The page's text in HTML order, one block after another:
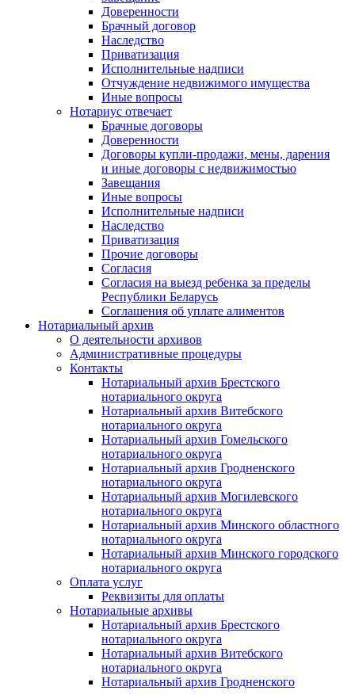
Доверенности
Брачный договор
Наследство
Приватизация
Исполнительные надписи
Отчуждение недвижимого имущества
Иные вопросы
Нотариус отвечает
Брачные договоры
Доверенности
Договоры купли-продажи, мены, дарения
и иные договоры с недвижимостью
Завещания
Иные вопросы
Исполнительные надписи
Наследство
Приватизация
Прочие договоры
Согласия
Согласия на выезд ребенка за пределы
Республики Беларусь
Соглашения об уплате алиментов
Нотариальный архив
О деятельности архивов
Административные процедуры
Контакты
Нотариальный архив Брестского
нотариального округа
Нотариальный архив Витебского
нотариального округа
Нотариальный архив Гомельского
нотариального округа
Нотариальный архив Гродненского
нотариального округа
Нотариальный архив Могилевского
нотариального округа
Нотариальный архив Минского областного
нотариального округа
Нотариальный архив Минского городского
нотариального округа
Оплата услуг
Реквизиты для оплаты
Нотариальные архивы
Нотариальный архив Брестского
нотариального округа
Нотариальный архив Витебского
нотариального округа
Нотариальный архив Гродненского